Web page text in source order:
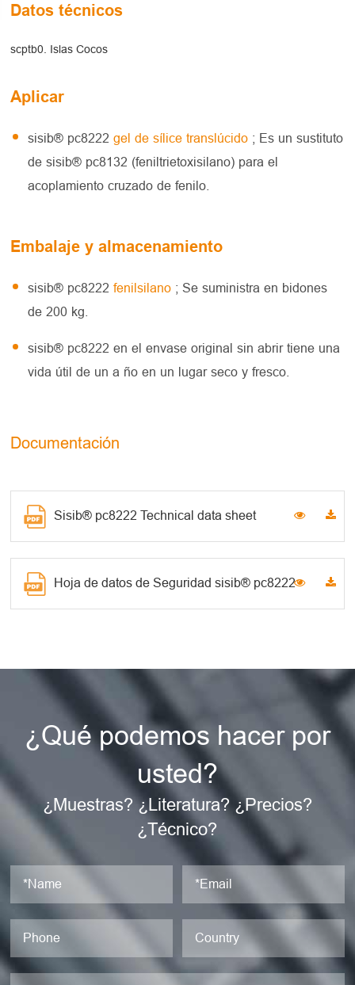
Datos técnicos
scptb0. Islas Cocos
Aplicar
sisib® pc8222gel de sílice translúcido ; Es un sustituto
de sisib® pc8132 (feniltrietoxisilano) para el
acoplamiento cruzado de fenilo.
Embalaje y almacenamiento
sisib® pc8222fenilsilano ; Se suministra en bidones
de 200 kg.
sisib® pc8222 en el envase original sin abrir tiene una
vida útil de un a ño en un lugar seco y fresco.
Documentación
Sisib® pc8222 Technical data sheet
Hoja de datos de Seguridad sisib® pc8222
¿Qué podemos hacer por
usted?
¿Muestras? ¿Literatura? ¿Precios?
¿Técnico?